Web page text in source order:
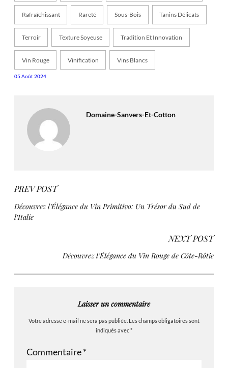
Rafraîchissant Rareté Sous-Bois Tanins Délicats
Terroir Texture Soyeuse Tradition Et Innovation
Vin Rouge Vinification Vins Blancs
05 Août 2024
Domaine-Sanvers-Et-Cotton
PREV POST
Découvrez l’Élégance du Vin Primitivo: Un Trésor du Sud de
l’Italie
NEXT POST
Découvrez l’Élégance du Vin Rouge de Côte-Rôtie
Laisser un commentaire
Votre adresse e-mail ne sera pas publiée. Les champs obligatoires sont
indiqués avec*
Commentaire*